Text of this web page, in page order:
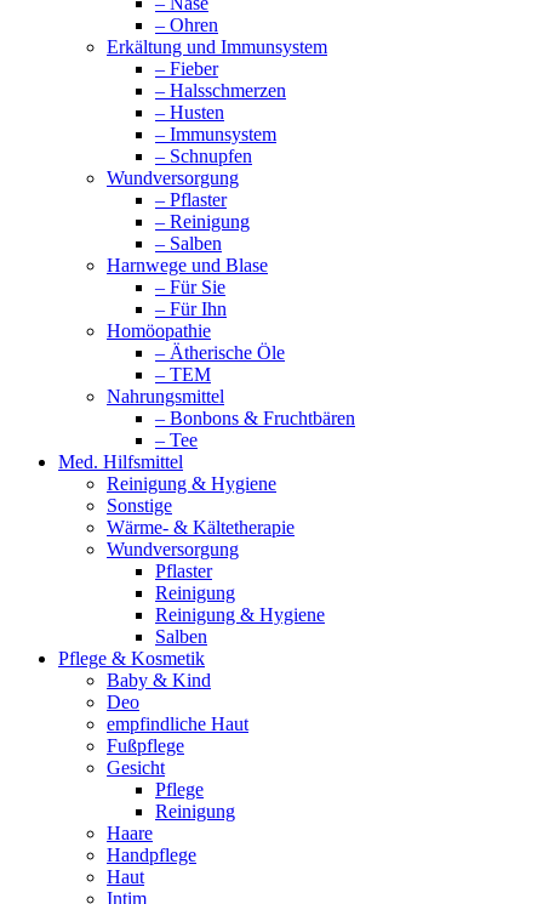
– Ohren
Erkältung und Immunsystem
– Fieber
– Halsschmerzen
– Husten
– Immunsystem
– Schnupfen
Wundversorgung
– Pflaster
– Reinigung
– Salben
Harnwege und Blase
– Für Sie
– Für Ihn
Homöopathie
– Ätherische Öle
– TEM
Nahrungsmittel
– Bonbons & Fruchtbären
– Tee
Med. Hilfsmittel
Reinigung & Hygiene
Sonstige
Wärme- & Kältetherapie
Wundversorgung
Pflaster
Reinigung
Reinigung & Hygiene
Salben
Pflege & Kosmetik
Baby & Kind
Deo
empfindliche Haut
Fußpflege
Gesicht
Pflege
Reinigung
Haare
Handpflege
Haut
Intim